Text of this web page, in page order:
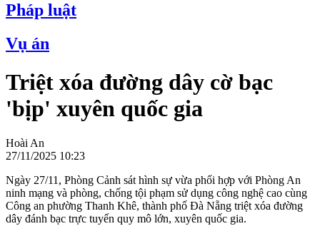
Pháp luật
Vụ án
Triệt xóa đường dây cờ bạc
'bịp' xuyên quốc gia
Hoài An
27/11/2025 10:23
Ngày 27/11, Phòng Cảnh sát hình sự vừa phối hợp với Phòng An
ninh mạng và phòng, chống tội phạm sử dụng công nghệ cao cùng
Công an phường Thanh Khê, thành phố Đà Nẵng triệt xóa đường
dây đánh bạc trực tuyến quy mô lớn, xuyên quốc gia.